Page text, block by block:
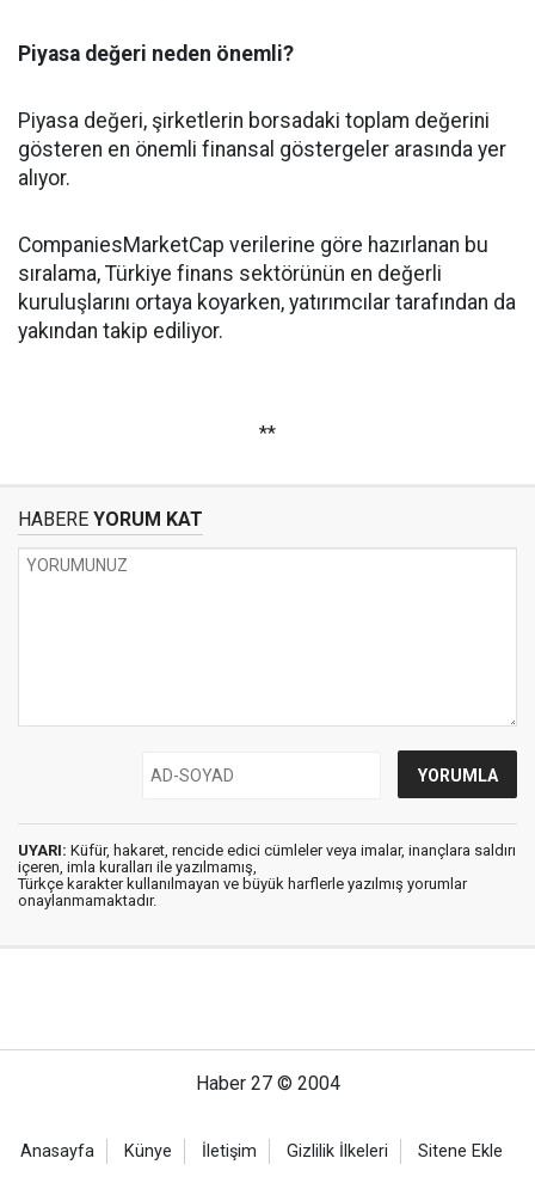
Piyasa değeri neden önemli?
Piyasa değeri, şirketlerin borsadaki toplam değerini
gösteren en önemli finansal göstergeler arasında yer
alıyor.
CompaniesMarketCap verilerine göre hazırlanan bu
sıralama, Türkiye finans sektörünün en değerli
kuruluşlarını ortaya koyarken, yatırımcılar tarafından da
yakından takip ediliyor.
**
HABERE YORUM KAT
UYARI: Küfür, hakaret, rencide edici cümleler veya imalar, inançlara saldırı
içeren, imla kuralları ile yazılmamış,
Türkçe karakter kullanılmayan ve büyük harflerle yazılmış yorumlar
onaylanmamaktadır.
Haber 27 © 2004
Anasayfa Künye İletişim Gizlilik İlkeleri Sitene Ekle